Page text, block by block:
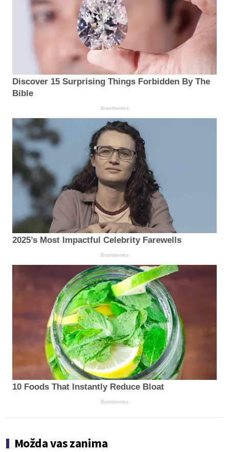
Discover 15 Surprising Things Forbidden By The
Bible
Brainberries
2025’s Most Impactful Celebrity Farewells
Brainberries
10 Foods That Instantly Reduce Bloat
Brainberries
Možda vas zanima